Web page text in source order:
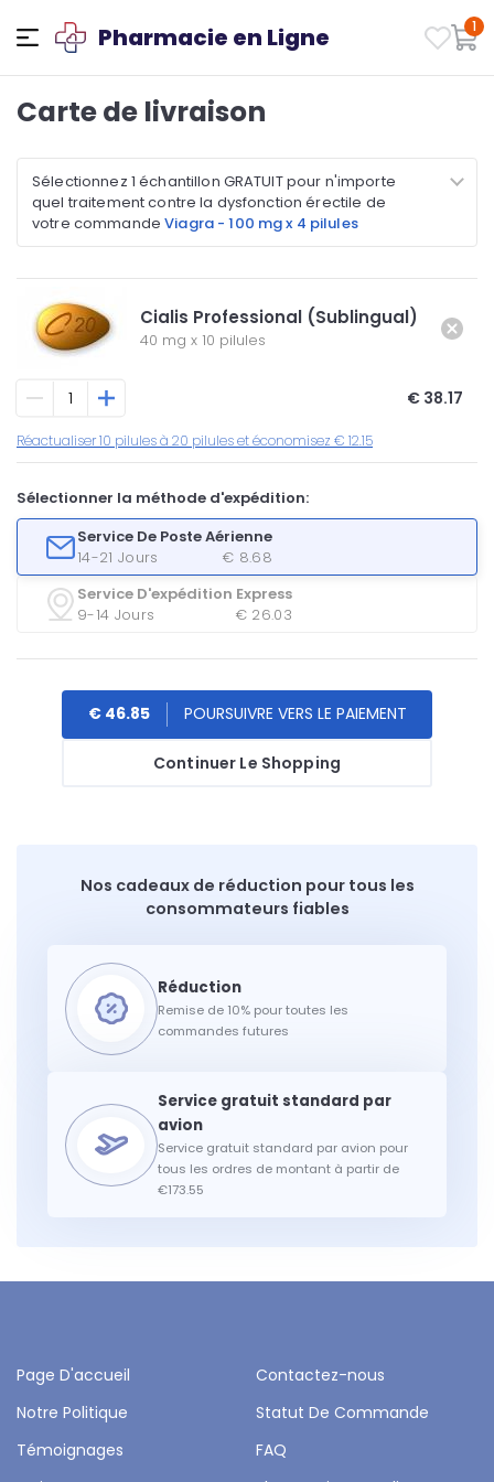
Pharmacie en Ligne 1
Carte de livraison
Sélectionnez 1 échantillon GRATUIT pour n'importe
quel traitement contre la dysfonction érectile de
votre commandeViagra - 100 mg x 4 pilules
Cialis Professional (Sublingual)
40 mg x 10 pilules
€ 38.17
Réactualiser 10 pilules à 20 pilules et économisez € 12.15
Sélectionner la méthode d'expédition:
Service De Poste Aérienne
14-21 Jours
€ 8.68
Service D'expédition Express
9-14 Jours
€ 26.03
Continuer Le Shopping
€ 46.85
Nos cadeaux de réduction pour tous les
consommateurs fiables
Remise de 10% pour toutes les
commandes futures
Service gratuit standard par avion pour
tous les ordres de montant à partir de
€173.55
Page D'accueil
Contactez-nous
Notre Politique
Statut De Commande
Témoignages
FAQ